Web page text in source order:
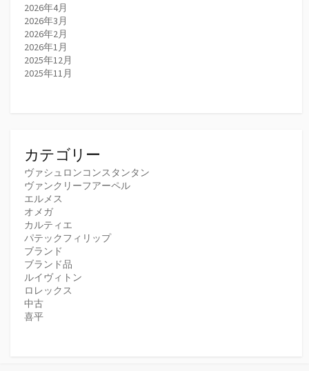
2026年4月
2026年3月
2026年2月
2026年1月
2025年12月
2025年11月
カテゴリー
ヴァシュロンコンスタンタン
ヴァンクリーフアーペル
エルメス
オメガ
カルティエ
パテックフィリップ
ブランド
ブランド品
ルイヴィトン
ロレックス
中古
喜平